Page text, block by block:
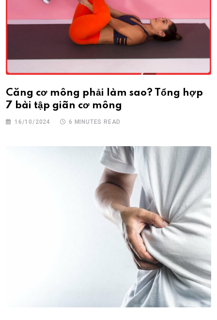
Căng cơ mông phải làm sao? Tổng hợp
7 bài tập giãn cơ mông
16/10/2024 6 MINUTES READ